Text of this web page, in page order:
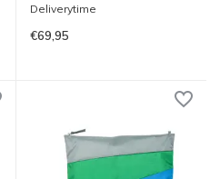
Deliverytime
€69,95